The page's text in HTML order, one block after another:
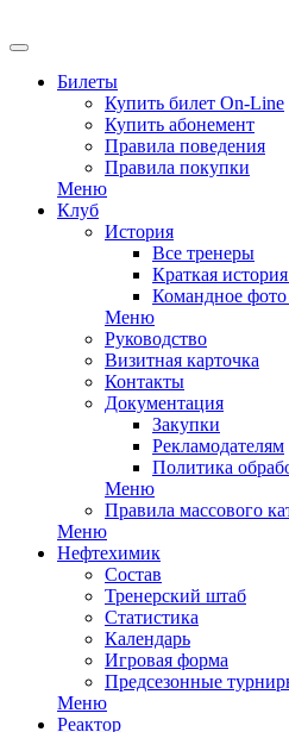
Билеты
Купить билет On-Line
Купить абонемент
Правила поведения
Правила покупки
Меню
Клуб
История
Все тренеры
Краткая
Командное фото
Меню
Руководство
Визитная карточка
Контакты
Документация
Закупки
Рекламодателям
Политика
Меню
Правила массового
Меню
Нефтехимик
Состав
Тренерский штаб
Статистика
Календарь
Игровая форма
Предсезонные
Меню
Реактор